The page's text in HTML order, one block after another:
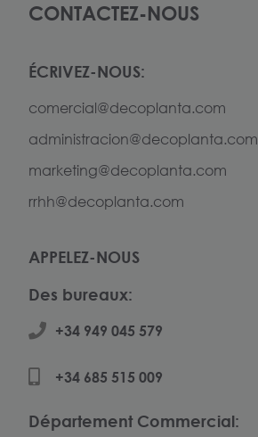
CONTACTEZ-NOUS
ÉCRIVEZ-NOUS:
comercial@decoplanta.com
administracion@decoplanta.com
marketing@decoplanta.com
rrhh@decoplanta.com
APPELEZ-NOUS
Des bureaux:
+34 949 045 579
+34 685 515 009
Département Commercial: